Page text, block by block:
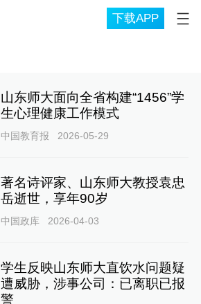
下载APP
山东师大面向全省构建“1456”学
生心理健康工作模式
中国教育报 2026-05-29
著名诗评家、山东师大教授袁忠
岳逝世，享年90岁
中国政库 2026-04-03
学生反映山东师大直饮水问题疑
遭威胁，涉事公司：已离职已报
警